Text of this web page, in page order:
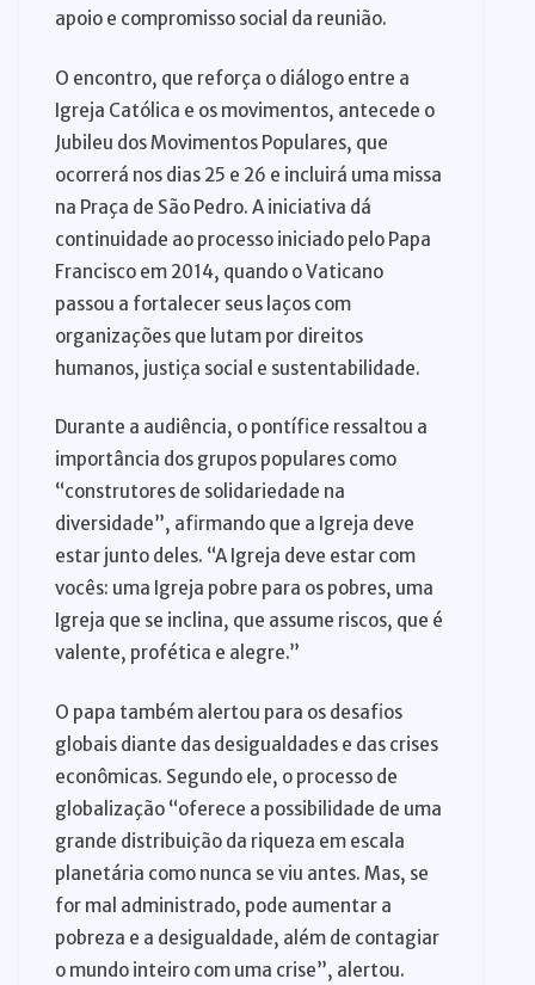
apoio e compromisso social da reunião.
O encontro, que reforça o diálogo entre a
Igreja Católica e os movimentos, antecede o
Jubileu dos Movimentos Populares, que
ocorrerá nos dias 25 e 26 e incluirá uma missa
na Praça de São Pedro. A iniciativa dá
continuidade ao processo iniciado pelo Papa
Francisco em 2014, quando o Vaticano
passou a fortalecer seus laços com
organizações que lutam por direitos
humanos, justiça social e sustentabilidade.
Durante a audiência, o pontífice ressaltou a
importância dos grupos populares como
“construtores de solidariedade na
diversidade”, afirmando que a Igreja deve
estar junto deles. “A Igreja deve estar com
vocês: uma Igreja pobre para os pobres, uma
Igreja que se inclina, que assume riscos, que é
valente, profética e alegre.”
O papa também alertou para os desafios
globais diante das desigualdades e das crises
econômicas. Segundo ele, o processo de
globalização “oferece a possibilidade de uma
grande distribuição da riqueza em escala
planetária como nunca se viu antes. Mas, se
for mal administrado, pode aumentar a
pobreza e a desigualdade, além de contagiar
o mundo inteiro com uma crise”, alertou.